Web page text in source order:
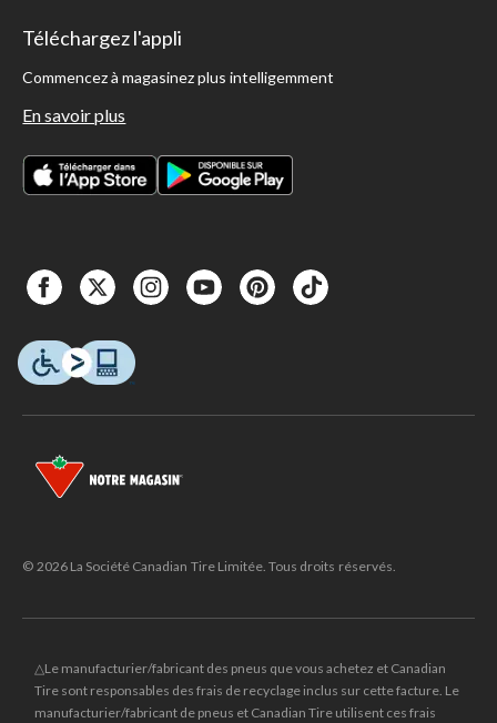
Téléchargez l'appli
Commencez à magasinez plus intelligemment
En savoir plus
© 2026 La Société Canadian Tire Limitée. Tous droits réservés.
△Le manufacturier/fabricant des pneus que vous achetez et Canadian
Tire sont responsables des frais de recyclage inclus sur cette facture. Le
manufacturier/fabricant de pneus et Canadian Tire utilisent ces frais